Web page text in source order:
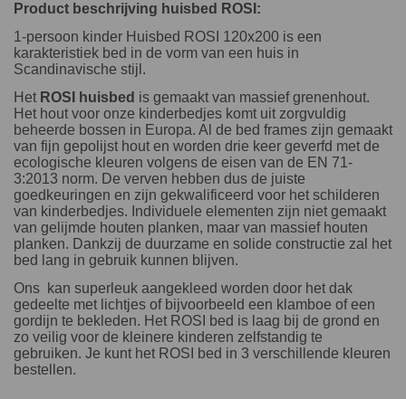
Product beschrijving huisbed ROSI:
1-persoon kinder Huisbed ROSI 120x200 is een
karakteristiek bed in de vorm van een huis in
Scandinavische stijl.
Het ROSI huisbed is gemaakt van massief grenenhout.
Het hout voor onze kinderbedjes komt uit zorgvuldig
beheerde bossen in Europa. Al de bed frames zijn gemaakt
van fijn gepolijst hout en worden drie keer geverfd met de
ecologische kleuren volgens de eisen van de EN 71-
3:2013 norm. De verven hebben dus de juiste
goedkeuringen en zijn gekwalificeerd voor het schilderen
van kinderbedjes. Individuele elementen zijn niet gemaakt
van gelijmde houten planken, maar van massief houten
planken. Dankzij de duurzame en solide constructie zal het
bed lang in gebruik kunnen blijven.
Ons kan superleuk aangekleed worden door het dak
gedeelte met lichtjes of bijvoorbeeld een klamboe of een
gordijn te bekleden. Het ROSI bed is laag bij de grond en
zo veilig voor de kleinere kinderen zelfstandig te
gebruiken. Je kunt het ROSI bed in 3 verschillende kleuren
bestellen.